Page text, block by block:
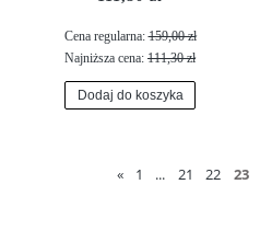
Cena regularna:159,00 zł
Najniższa cena: 111,30 zł
Dodaj do koszyka
« 1 ... 21 22 23